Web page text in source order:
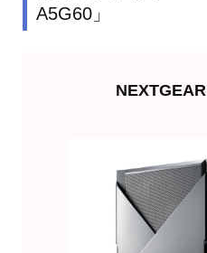
A5G60」